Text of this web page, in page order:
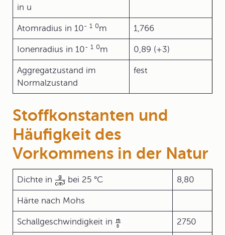
in u
Atomradius in 10- 1 0m 1,766
Ionenradius in 10- 1 0m 0,89 (+3)
Aggregatzustand im
Normalzustand
fest
Stoffkonstanten und
Häufigkeit des
Vorkommens in der Natur
Dichte in bei 25 °C 8,80
Härte nach Mohs
Schallgeschwindigkeit in 2750